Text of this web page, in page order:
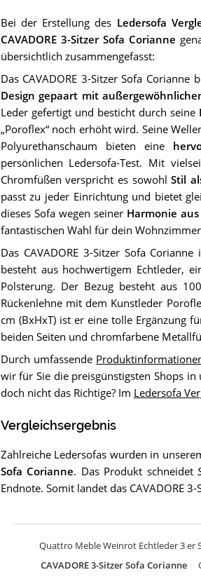
Bei der Erstellung des Ledersofa
CAVADORE 3-Sitzer Sofa Corianne
übersichtlich zusammengefasst:
Das CAVADORE 3-Sitzer Sofa
Design gepaart mit
Leder gefertigt und besticht durch seine
„Poroflex“ noch erhöht wird. Seine
Polyurethanschaum bieten eine
persönlichen Ledersofa-Test. Mit
Chromfüßen verspricht es sowohlStil
passt zu jeder Einrichtung und bietet
dieses Sofa wegen seiner Harmonie
fantastischen Wahl für dein
Das CAVADORE 3-Sitzer Sofa
besteht aus hochwertigem Echtleder,
Polsterung. Der Bezug besteht aus
Rückenlehne mit dem Kunstleder
cm (BxHxT) ist er eine tolle Ergänzung
beiden Seiten und chromfarbene
Durch umfassende
wir für Sie die preisgünstigsten Shops in
doch nicht das Richtige? Im Ledersofa
Vergleichsergebnis
Zahlreiche Ledersofas wurden in
Sofa Corianne. Das Produkt schneidet
Endnote. Somit landet das CAVADORE
Quattro Meble Weinrot Echtleder 3 er
CAVADORE 3-Sitzer Sofa Corianne